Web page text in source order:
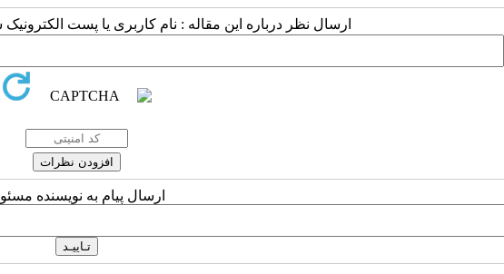
ارسال نظر درباره این مقاله : نام کاربری یا پست
ارسال پیام به نویسنده